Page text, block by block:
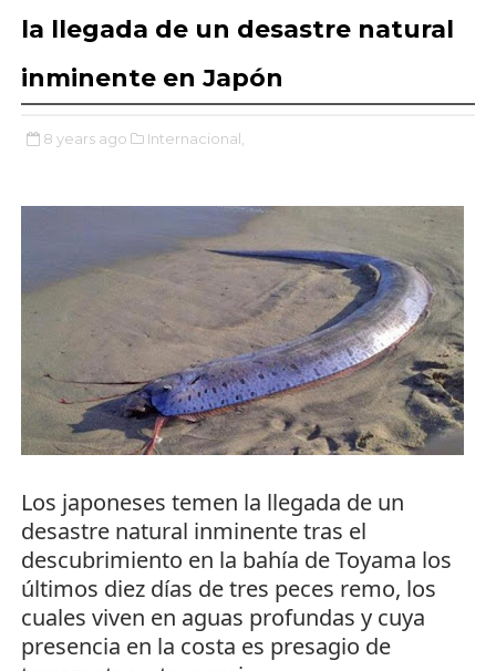
la llegada de un desastre natural
inminente en Japón
8 years ago Internacional,
Los japoneses temen la llegada de un
desastre natural inminente tras el
descubrimiento en la bahía de Toyama los
últimos diez días de tres peces remo, los
cuales viven en aguas profundas y cuya
presencia en la costa es presagio de